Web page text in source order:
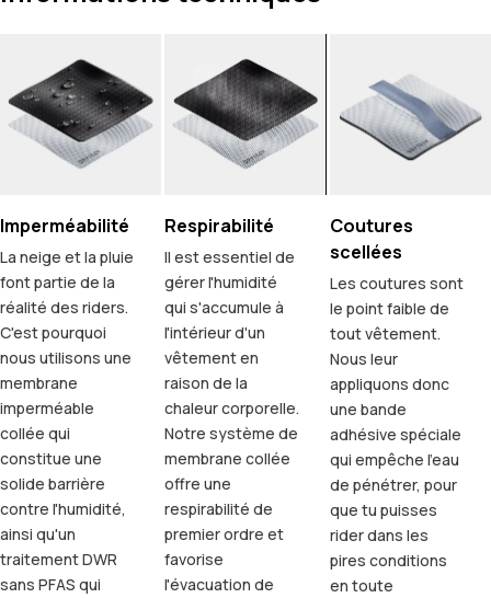
Imperméabilité
La neige et la pluie
font partie de la
réalité des riders.
C'est pourquoi
nous utilisons une
membrane
imperméable
collée qui
constitue une
solide barrière
contre l'humidité,
ainsi qu'un
traitement DWR
sans PFAS qui
Respirabilité
Il est essentiel de
gérer l'humidité
qui s'accumule à
l'intérieur d'un
vêtement en
raison de la
chaleur corporelle.
Notre système de
membrane collée
offre une
respirabilité de
premier ordre et
favorise
l'évacuation de
Coutures
scellées
Les coutures sont
le point faible de
tout vêtement.
Nous leur
appliquons donc
une bande
adhésive spéciale
qui empêche l'eau
de pénétrer, pour
que tu puisses
rider dans les
pires conditions
en toute